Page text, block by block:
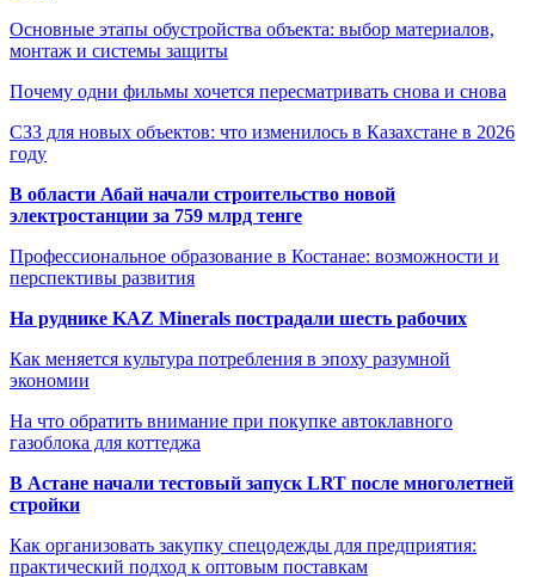
Основные этапы обустройства объекта: выбор материалов,
монтаж и системы защиты
Почему одни фильмы хочется пересматривать снова и снова
СЗЗ для новых объектов: что изменилось в Казахстане в 2026
году
В области Абай начали строительство новой
электростанции за 759 млрд тенге
Профессиональное образование в Костанае: возможности и
перспективы развития
На руднике KAZ Minerals пострадали шесть рабочих
Как меняется культура потребления в эпоху разумной
экономии
На что обратить внимание при покупке автоклавного
газоблока для коттеджа
В Астане начали тестовый запуск LRT после многолетней
стройки
Как организовать закупку спецодежды для предприятия:
практический подход к оптовым поставкам